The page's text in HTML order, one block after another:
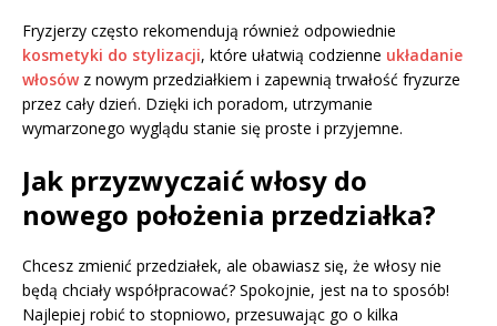
Fryzjerzy często rekomendują również odpowiednie
kosmetyki do stylizacji, które ułatwią codzienne układanie
włosówz nowym przedziałkiem i zapewnią trwałość fryzurze
przez cały dzień. Dzięki ich poradom, utrzymanie
wymarzonego wyglądu stanie się proste i przyjemne.
Jak przyzwyczaić włosy do
nowego położenia przedziałka?
Chcesz zmienić przedziałek, ale obawiasz się, że włosy nie
będą chciały współpracować? Spokojnie, jest na to sposób!
Najlepiej robić to stopniowo, przesuwając go o kilka